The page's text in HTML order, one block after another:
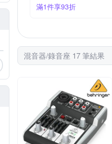
滿1件享95折
混音器/錄音座 17 筆結果